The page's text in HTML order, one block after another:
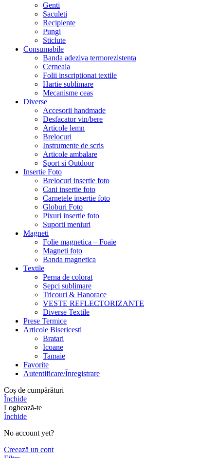
Genti
Saculeti
Recipiente
Pungi
Sticlute
Consumabile
Banda adeziva termorezistenta
Cerneala
Folii inscriptionat textile
Hartie sublimare
Mecanisme ceas
Diverse
Accesorii handmade
Desfacator vin/bere
Articole lemn
Brelocuri
Instrumente de scris
Articole ambalare
Sport si Outdoor
Insertie Foto
Brelocuri insertie foto
Cani insertie foto
Carnetele insertie foto
Globuri Foto
Pixuri insertie foto
Suporti meniuri
Magneti
Folie magnetica – Foaie
Magneti foto
Banda magnetica
Textile
Perna de colorat
Sepci sublimare
Tricouri & Hanorace
VESTE REFLECTORIZANTE
Diverse Textile
Prese Termice
Articole Bisericesti
Bratari
Icoane
Tamaie
Favorite
Autentificare/Înregistrare
Coș de cumpărături
Închide
Loghează-te
Închide
No account yet?
Creează un cont